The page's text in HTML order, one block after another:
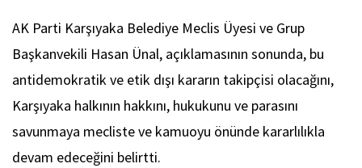
AK Parti Karşıyaka Belediye Meclis Üyesi ve Grup
Başkanvekili Hasan Ünal, açıklamasının sonunda, bu
antidemokratik ve etik dışı kararın takipçisi olacağını,
Karşıyaka halkının hakkını, hukukunu ve parasını
savunmaya mecliste ve kamuoyu önünde kararlılıkla
devam edeceğini belirtti.